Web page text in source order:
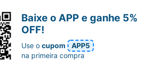
Baixe o APP e ganhe 5%
OFF!
Use ocupom
APP5
na primeira compra